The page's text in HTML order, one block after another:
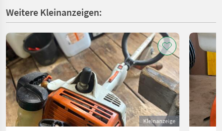
Weitere Kleinanzeigen:
Kleinanzeige